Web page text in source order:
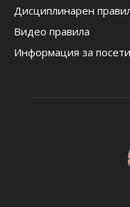
Дисциплинарен
Видео правила
Информация за